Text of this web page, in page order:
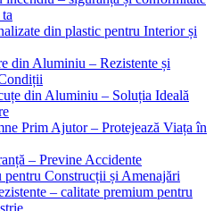
din plastic pentru Interior și
din Aluminiu – Rezistente și
din Aluminiu – Soluția Ideală
Prim Ajutor – Protejează Viața în
– Previne Accidente
Construcții și Amenajări
– calitate premium pentru